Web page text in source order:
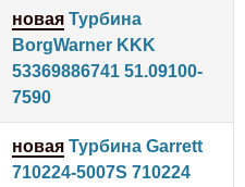
новая Турбина
BorgWarner KKK
53369886741 51.09100-
7590
новая Турбина Garrett
710224-5007S 710224